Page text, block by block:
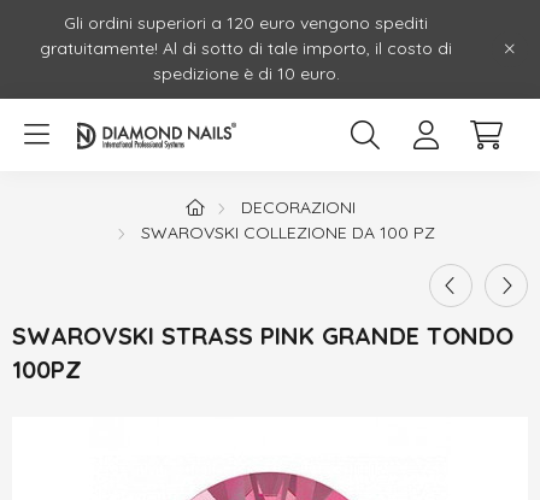
Gli ordini superiori a 120 euro vengono spediti
gratuitamente! Al di sotto di tale importo, il costo di
spedizione è di 10 euro.
DECORAZIONI
SWAROVSKI COLLEZIONE DA 100 PZ
SWAROVSKI STRASS PINK GRANDE TONDO
100PZ